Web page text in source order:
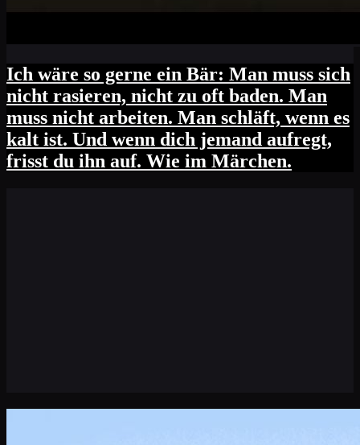
Ich wäre so gerne ein Bär: Man muss sich
nicht rasieren, nicht zu oft baden. Man
muss nicht arbeiten. Man schläft, wenn es
kalt ist. Und wenn dich jemand aufregt,
frisst du ihn auf. Wie im Märchen.